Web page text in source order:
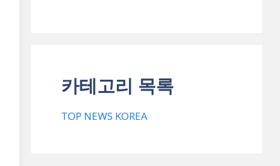
카테고리 목록
TOP NEWS KOREA